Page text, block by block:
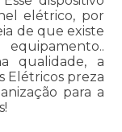
elétrico, por
de que existe
qualidade, a
Elétricos preza
para a